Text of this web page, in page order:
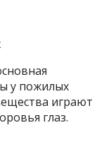
у пожилых
играют
глаз.